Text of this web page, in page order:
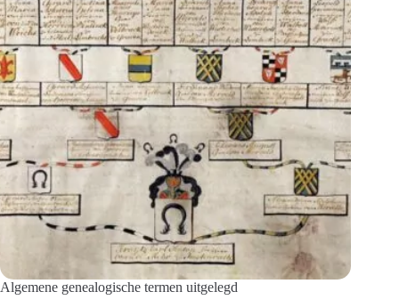
Algemene genealogische termen uitgelegd